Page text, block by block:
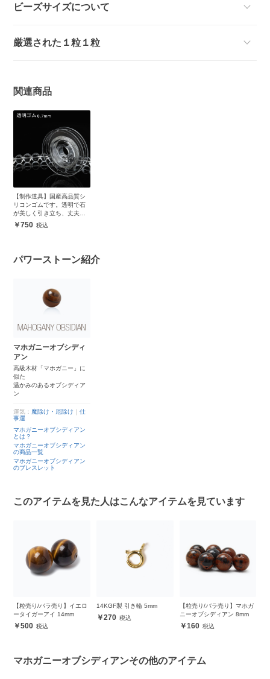
ビーズサイズについて
厳選された１粒１粒
関連商品
【制作道具】国産高品質シ
リコンゴムです。透明で石
が美しく引き立ち、丈夫で
安心750
パワーストーン紹介
マホガニーオブシディ
アン
高級木材「マホガニー」に
似た
温かみのあるオブシディア
ン
運気： 魔除け・厄除け ｜仕
事運
マホガニーオブシディアン
とは？
マホガニーオブシディアン
の商品一覧
マホガニーオブシディアン
のブレスレット
このアイテムを見た人はこんなアイテムを見ています
【粒売り/バラ売り】イエロ
ータイガーアイ 14mm
500
14KGF製 引き輪 5mm
270
【粒売り/バラ売り】マホガ
ニーオブシディアン 8mm
160
マホガニーオブシディアンその他のアイテム